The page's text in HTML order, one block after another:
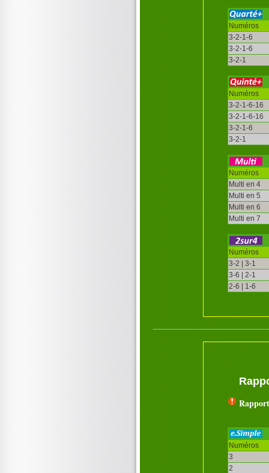
Numéros
3-2-1-6
3-2-1-6
3-2-1
Numéros
3-2-1-6-16
3-2-1-6-16
3-2-1-6
3-2-1
Numéros
Multi en 4
Multi en 5
Multi en 6
Multi en 7
Numéros
3-2 | 3-1
3-6 | 2-1
2-6 | 1-6
Numéros
3
2